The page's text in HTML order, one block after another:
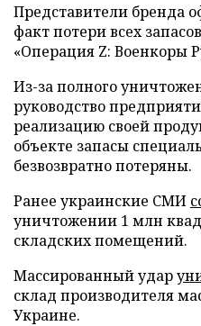
Представители бренда
факт потери всех
«Операция Z: Военкоры
Из-за полного
руководство
реализацию своей
объекте запасы
безвозвратно потеряны.
Ранее украинские СМИ
уничтожении 1 млн
складских помещений.
Массированный удар
склад производителя
Украине.